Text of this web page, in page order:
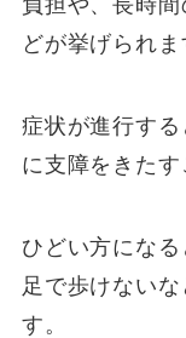
どが挙げられま
症状が進行す
に支障をきたす
ひどい方にな
足で歩けない
す。